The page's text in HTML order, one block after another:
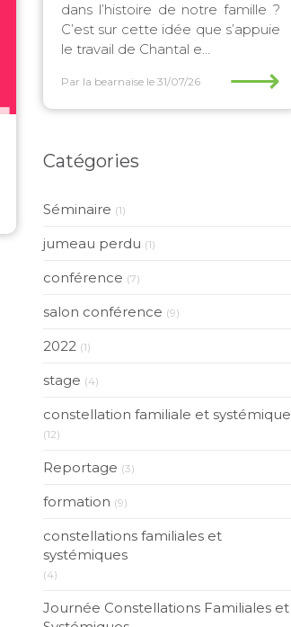
dans l’histoire de notre famille ?
C’est sur cette idée que s’appuie
le travail de Chantal e...
Par la bearnaise le 31/07/26 ⟶
Catégories
Séminaire (1)
jumeau perdu (1)
conférence (7)
salon conférence (9)
2022 (1)
stage (4)
constellation familiale et systémique
(12)
Reportage (3)
formation (9)
constellations familiales et
systémiques
(4)
Journée Constellations Familiales et